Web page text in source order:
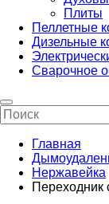
Плиты
Пеллетные
Дизельные
Сварочное
Главная
Нержавейка
Переходник